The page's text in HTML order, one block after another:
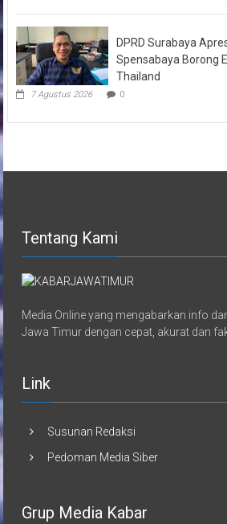
DPRD Surabaya
Spensabaya Borong
Thailand
7 Agustus 2026 0
Tentang Kami
Media Online yang mengabarkan info
Jawa Timur dengan cepat, akurat dan
Link
Susunan Redaksi
Pedoman Media Siber
Grup Media Kabar